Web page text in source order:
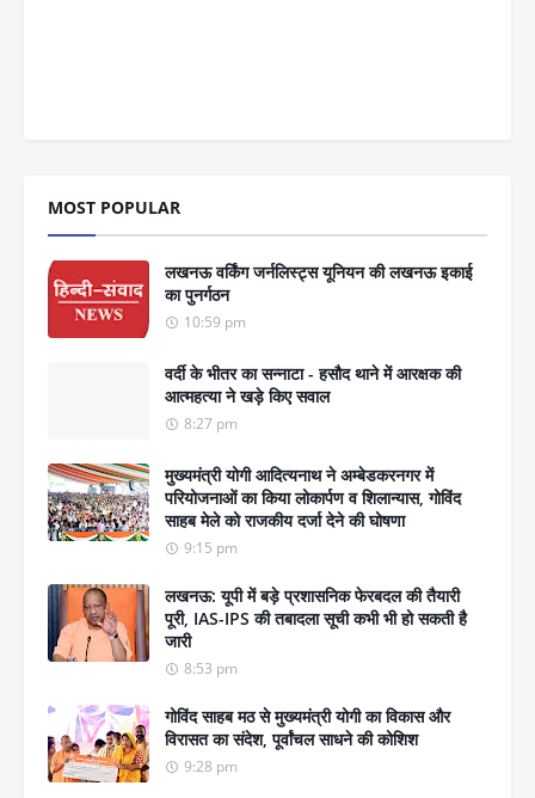
MOST POPULAR
लखनऊ वर्किंग जर्नलिस्ट्स यूनियन की लखनऊ इकाई
का पुनर्गठन
10:59 pm
वर्दी के भीतर का सन्नाटा - हसौद थाने में आरक्षक की
आत्महत्या ने खड़े किए सवाल
8:27 pm
मुख्यमंत्री योगी आदित्यनाथ ने अम्बेडकरनगर में
परियोजनाओं का किया लोकार्पण व शिलान्यास, गोविंद
साहब मेले को राजकीय दर्जा देने की घोषणा
9:15 pm
लखनऊ: यूपी में बड़े प्रशासनिक फेरबदल की तैयारी
पूरी, IAS-IPS की तबादला सूची कभी भी हो सकती है
जारी
8:53 pm
गोविंद साहब मठ से मुख्यमंत्री योगी का विकास और
विरासत का संदेश, पूर्वांचल साधने की कोशिश
9:28 pm